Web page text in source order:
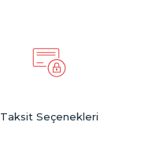
Taksit Seçenekleri